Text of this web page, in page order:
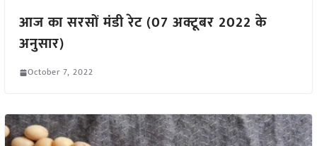
आज का सरसों मंडी रेट (07 अक्टूबर 2022 के
अनुसार)
October 7, 2022